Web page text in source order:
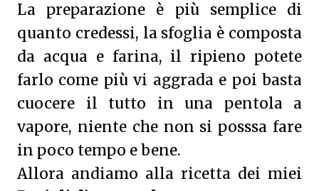
La preparazione è più semplice di
quanto credessi, la sfoglia è composta
da acqua e farina, il ripieno potete
farlo come più vi aggrada e poi basta
cuocere il tutto in una pentola a
vapore, niente che non si posssa fare
in poco tempo e bene.
Allora andiamo alla ricetta dei miei